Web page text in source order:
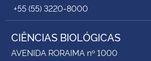
+55 (55) 3220-8000
CIÊNCIAS BIOLÓGICAS
AVENIDA RORAIMA nº 1000